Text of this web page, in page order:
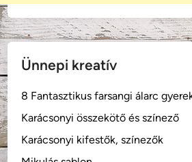
Ünnepi kreatív
8 Fantasztikus farsangi álarc
Karácsonyi összekötő és színező
Karácsonyi kifestők, színezők